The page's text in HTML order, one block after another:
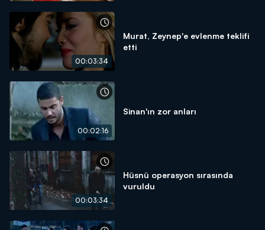
00:03:34
Murat, Zeynep'e evlenme teklifi
etti
00:02:16
Sinan'ın zor anları
00:03:34
Hüsnü operasyon sırasında
vuruldu